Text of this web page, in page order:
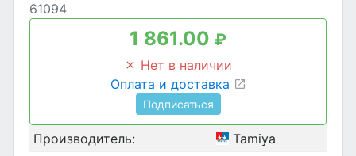
61094
1 861.00 ₽
Нет в наличии
Оплата и доставка
Подписаться
Производитель:
Tamiya